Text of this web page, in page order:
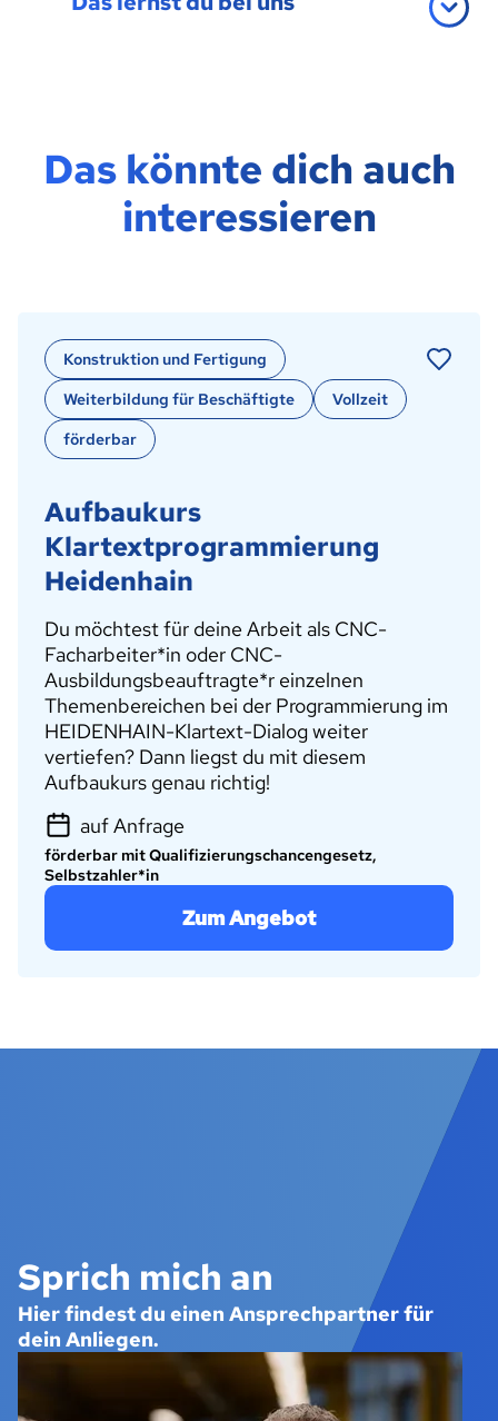
Das könnte dich auch
interessieren
Konstruktion und Fertigung
Weiterbildung für Beschäftigte
Vollzeit
förderbar
Aufbaukurs
Klartextprogrammierung
Heidenhain
Du möchtest für deine Arbeit als CNC-
Facharbeiter*in oder CNC-
Ausbildungsbeauftragte*r einzelnen
Themenbereichen bei der Programmierung im
HEIDENHAIN-Klartext-Dialog weiter
vertiefen? Dann liegst du mit diesem
Aufbaukurs genau richtig!
auf Anfrage
förderbar mit Qualifizierungschancengesetz,
Selbstzahler*in
Zum Angebot
Sprich mich an
Hier findest du einen Ansprechpartner für
dein Anliegen.